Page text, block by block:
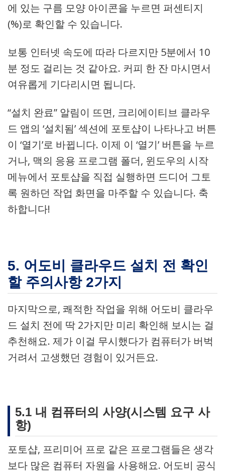
에 있는 구름 모양 아이콘을 누르면 퍼센티지
(%)로 확인할 수 있습니다.
보통 인터넷 속도에 따라 다르지만 5분에서 10
분 정도 걸리는 것 같아요. 커피 한 잔 마시면서
여유롭게 기다리시면 됩니다.
“설치 완료” 알림이 뜨면, 크리에이티브 클라우
드 앱의 ‘설치됨’ 섹션에 포토샵이 나타나고 버튼
이 ‘열기’로 바뀝니다. 이제 이 ‘열기’ 버튼을 누르
거나, 맥의 응용 프로그램 폴더, 윈도우의 시작
메뉴에서 포토샵을 직접 실행하면 드디어 그토
록 원하던 작업 화면을 마주할 수 있습니다. 축
하합니다!
5. 어도비 클라우드 설치 전 확인
할 주의사항 2가지
마지막으로, 쾌적한 작업을 위해 어도비 클라우
드 설치 전에 딱 2가지만 미리 확인해 보시는 걸
추천해요. 제가 이걸 무시했다가 컴퓨터가 버벅
거려서 고생했던 경험이 있거든요.
5.1 내 컴퓨터의 사양(시스템 요구 사
항)
포토샵, 프리미어 프로 같은 프로그램들은 생각
보다 많은 컴퓨터 자원을 사용해요. 어도비 공식